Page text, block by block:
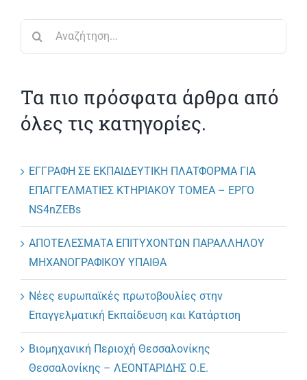
Τα πιο πρόσφατα άρθρα από
όλες τις κατηγορίες.
ΕΓΓΡΑΦΗ ΣΕ ΕΚΠΑΙΔΕΥΤΙΚΗ ΠΛΑΤΦΟΡΜΑ ΓΙΑ
ΕΠΑΓΓΕΛΜΑΤΙΕΣ ΚΤΗΡΙΑΚΟΥ ΤΟΜΕΑ – ΕΡΓΟ
NS4nZEBs
ΑΠΟΤΕΛΕΣΜΑΤΑ ΕΠΙΤΥΧΟΝΤΩΝ ΠΑΡΑΛΛΗΛΟΥ
ΜΗΧΑΝΟΓΡΑΦΙΚΟΥ ΥΠΑΙΘΑ
Νέες ευρωπαϊκές πρωτοβουλίες στην
Επαγγελματική Εκπαίδευση και Κατάρτιση
Βιομηχανική Περιοχή Θεσσαλονίκης
Θεσσαλονίκης – ΛΕΟΝΤΑΡΙΔΗΣ Ο.Ε.